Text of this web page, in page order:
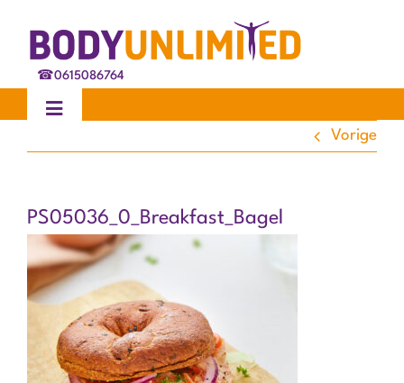
inhoud☎0615086764
Toggle
Home
Behandelingen
Ervaringen
Blog
Vorige
PS05036_0_Breakfast_Bagel